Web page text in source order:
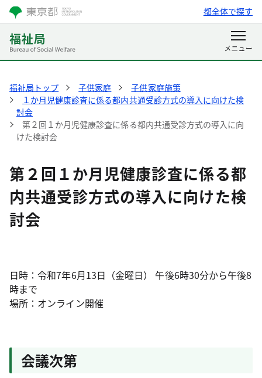
都全体で探す
福祉局トップ 子供家庭
子供家庭施策
１か月児健康診査に係る都内共通受診方式の導入に向けた検
討会
第２回１か月児健康診査に係る都内共通受診方式の導入に向
けた検討会
第２回１か月児健康診査に係る都
内共通受診方式の導入に向けた検
討会
日時：令和7年6月13日（金曜日） 午後6時30分から午後8
時まで
場所：オンライン開催
会議次第